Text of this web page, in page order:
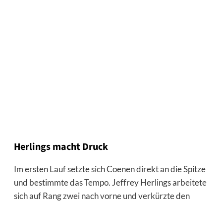
Herlings macht Druck
Im ersten Lauf setzte sich Coenen direkt an die Spitze
und bestimmte das Tempo. Jeffrey Herlings arbeitete
sich auf Rang zwei nach vorne und verkürzte den